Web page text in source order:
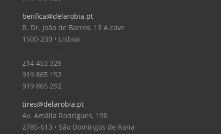
benfica@delarobia.pt
R. Dr. João de Barros, 13 A cave
1500-230 • Lisboa
214 453 329
919 865 192
919 865 292
tires@delarobia.pt
Av. Amália Rodrigues, 190
2785-613 • São Domingos de Rana